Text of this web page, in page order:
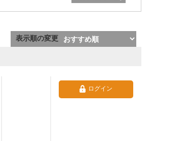
表示順の変更
ログイン